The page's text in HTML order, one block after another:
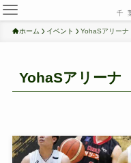
ホーム イベント YohaSアリーナ
YohaSアリーナ